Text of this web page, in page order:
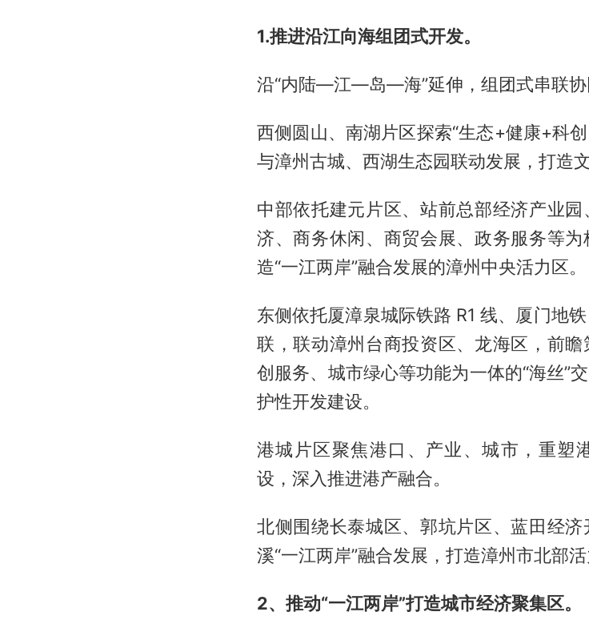
1.推进沿江向海组团式开发。
沿“内陆—江—岛—海”延伸，组团式串联协
西侧圆山、南湖片区探索“生态+健康+科
与漳州古城、西湖生态园联动发展，打造
中部依托建元片区、站前总部经济产业
济、商务休闲、商贸会展、政务服务等
造“一江两岸”融合发展的漳州中央活力区。
东侧依托厦漳泉城际铁路 R1 线、厦门地
联，联动漳州台商投资区、龙海区，前
创服务、城市绿心等功能为一体的“海丝”
护性开发建设。
港城片区聚焦港口、产业、城市，重塑
设，深入推进港产融合。
北侧围绕长泰城区、郭坑片区、蓝田经
溪“一江两岸”融合发展，打造漳州市北部活
2、推动“一江两岸”打造城市经济聚集区。